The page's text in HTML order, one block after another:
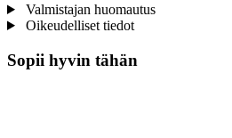
Valmistajan huomautus
Oikeudelliset tiedot
Sopii hyvin tähän